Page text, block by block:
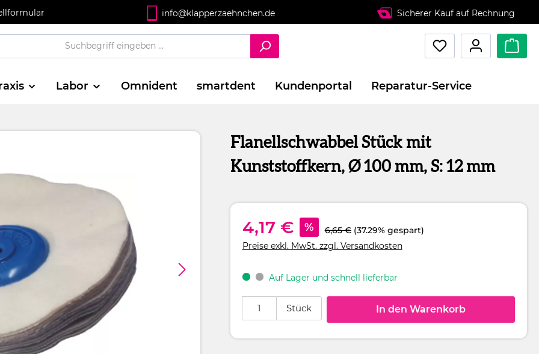
info@klapperzaehnchen.de Sicherer Kauf auf Rechnung
Labor Omnident smartdent Kundenportal Reparatur-Service
Flanellschwabbel Stück mit
Kunststoffkern, Ø 100 mm, S: 12 mm
4,17 € % 6,65 € (37.29% gespart)
Preise exkl. MwSt. zzgl. Versandkosten
Auf Lager und schnell lieferbar
Stück In den Warenkorb